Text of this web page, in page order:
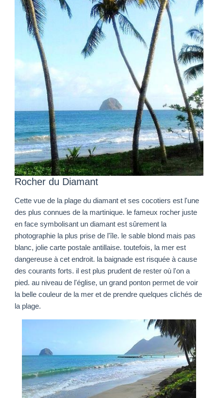
Rocher du Diamant
Cette vue de la plage du diamant et ses cocotiers est l'une
des plus connues de la martinique. le fameux rocher juste
en face symbolisant un diamant est sûrement la
photographie la plus prise de l'île. le sable blond mais pas
blanc, jolie carte postale antillaise. toutefois, la mer est
dangereuse à cet endroit. la baignade est risquée à cause
des courants forts. il est plus prudent de rester où l'on a
pied. au niveau de l'église, un grand ponton permet de voir
la belle couleur de la mer et de prendre quelques clichés de
la plage.